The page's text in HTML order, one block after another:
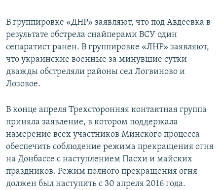
В группировке «ДНР» заявляют, что под Авдеевка в
результате обстрела снайперами ВСУ один
сепаратист ранен. В группировке «ЛНР» заявляют,
что украинские военные за минувшие сутки
дважды обстреляли районы сел Логвиново и
Лозовое.
В конце апреля Трехсторонняя контактная группа
приняла заявление, в котором поддержала
намерение всех участников Минского процесса
обеспечить соблюдение режима прекращения огня
на Донбассе с наступлением Пасхи и майских
праздников. Режим полного прекращения огня
должен был наступить с 30 апреля 2016 года.